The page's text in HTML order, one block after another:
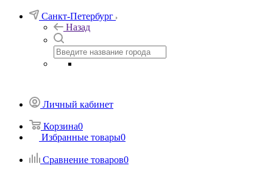
Санкт-Петербург
Назад
Личный кабинет
Корзина0
Избранные товары0
Сравнение товаров0